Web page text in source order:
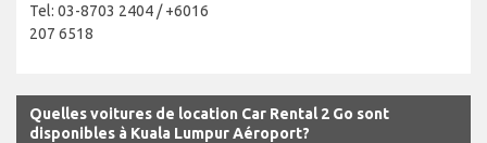
Tel: 03-8703 2404 / +6016
207 6518
Quelles voitures de location Car Rental 2 Go sont
disponibles à Kuala Lumpur Aéroport?